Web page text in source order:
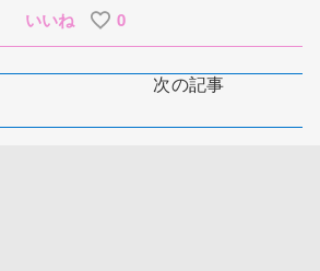
いいね 0
次の記事